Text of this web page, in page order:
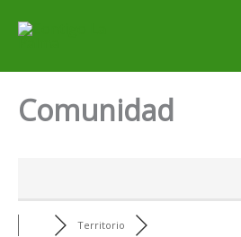
Comunidad
Territorio